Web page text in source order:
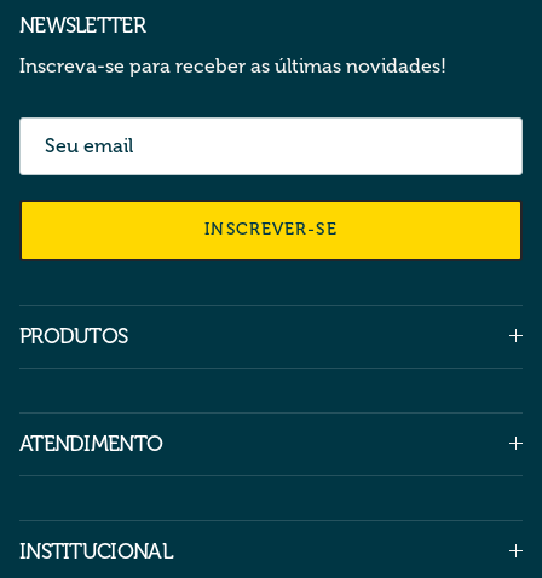
NEWSLETTER
Inscreva-se para receber as últimas novidades!
INSCREVER-SE
PRODUTOS
ATENDIMENTO
INSTITUCIONAL